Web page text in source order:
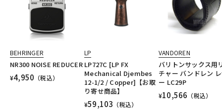
BEHRINGER
NR300 NOISE REDUCER
¥4,950 （税込）
LP
LP727C [LP FX
Mechanical Djembes
12-1/2 / Copper]【お取
り寄せ商品】
¥59,103 （税込）
VANDOREN
バリトンサックス用
チャー バンドレン
ー LC29P
¥10,566 （税込）